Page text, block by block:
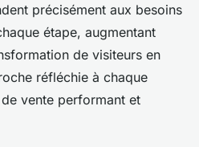
précisément aux besoins
étape, augmentant
de visiteurs en
réfléchie à chaque
vente performant et